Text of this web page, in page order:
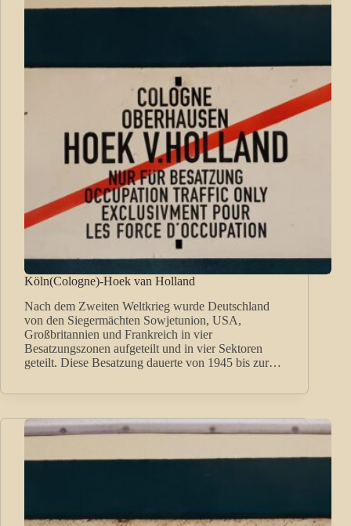
Köln(Cologne)-Hoek van Holland
Nach dem Zweiten Weltkrieg wurde Deutschland
von den Siegermächten Sowjetunion, USA,
Großbritannien und Frankreich in vier
Besatzungszonen aufgeteilt und in vier Sektoren
geteilt. Diese Besatzung dauerte von 1945 bis zur…